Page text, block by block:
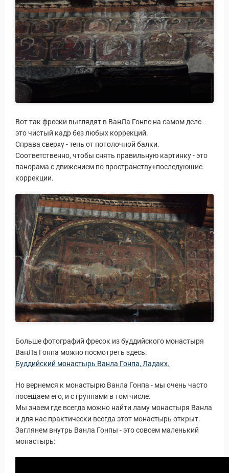
Вот так фрески выглядят в ВанЛа Гонпе на самом деле -
это чистый кадр без любых коррекций.
Справа сверху - тень от потолочной балки.
Соответственно, чтобы снять правильную картинку - это
панорама с движением по пространству+последующие
коррекции.
Больше фотографий фресок из буддийского монастыря
ВанЛа Гонпа можно посмотреть здесь:
Буддийский монастырь Ванла Гонпа, Ладакх.
Но вернемся к монастырю Ванла Гонпа - мы очень часто
посещаем его, и с группами в том числе.
Мы знаем где всегда можно найти ламу монастыря Ванла
и для нас практически всегда этот монастырь открыт.
Заглянем внутрь Ванла Гонпы - это совсем маленький
монастырь: